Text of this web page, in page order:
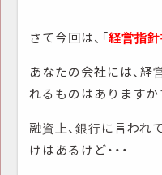
さて今回は、「経営指
あなたの会社には、経
れるものはありますか
融資上、銀行に言われ
けはあるけど・・・